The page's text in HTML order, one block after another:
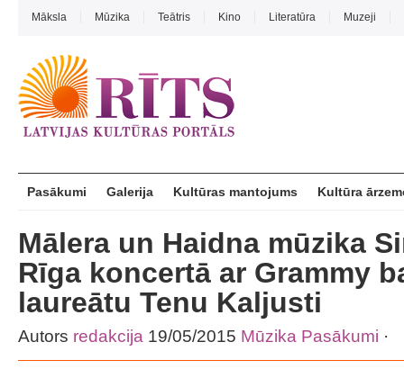
Māksla Mūzika Teātris Kino Literatūra Muzeji
Pasākumi Galerija Kultūras mantojums Kultūra
Mālera un Haidna mūzika
Rīga koncertā ar Grammy
laureātu Tenu Kaljusti
Autors redakcija 19/05/2015 Mūzika Pasākumi ·